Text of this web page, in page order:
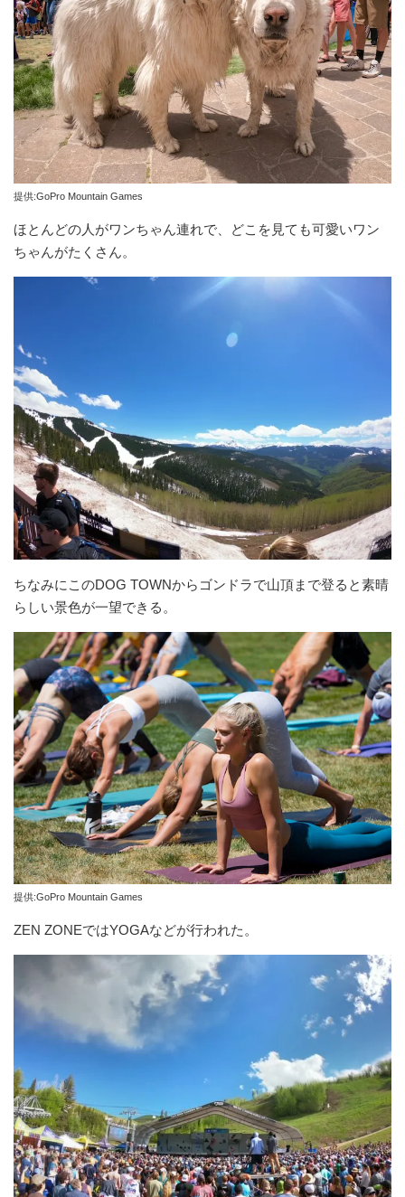
提供:GoPro Mountain Games
ほとんどの人がワンちゃん連れで、どこを見ても可愛いワン
ちゃんがたくさん。
ちなみにこのDOG TOWNからゴンドラで山頂まで登ると素晴
らしい景色が一望できる。
提供:GoPro Mountain Games
ZEN ZONEではYOGAなどが行われた。